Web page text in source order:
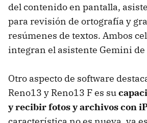
del contenido en pantalla,
para revisión de ortografía y
resúmenes de textos. Ambos
integran el asistente Gemini de
Otro aspecto de software
Reno13 y Reno13 F es su
y recibir fotos y archivos con